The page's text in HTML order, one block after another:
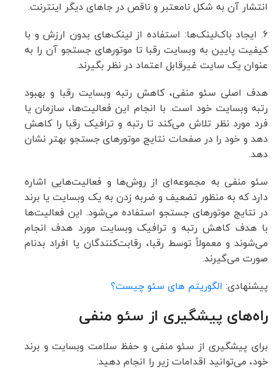
انتشار آن به شکل نامعتبر و ناقص در جاهای دیگر اینترنت.
6. ایجاد باک‌لینک‌ها: استفاده از لینک‌های بدون ارزش و با
کیفیت پایین به وبسایت رقبا تا موتورهای جستجو آن را به
عنوان یک سایت غیرقابل اعتماد در نظر بگیرند.
هدف اصلی سئو منفی، کاهش رتبه وبسایت رقبا و بهبود
رتبه وبسایت خود است. با انجام این فعالیت‌ها، سازمان یا
فرد مورد نظر تلاش می‌کند تا رتبه و ترافیک رقبا را کاهش
دهد و خود را در صفحات نتایج موتورهای جستجو بهتر نشان
دهد.
سئو منفی به مجموعه‌ای از روش‌ها و فعالیت‌هایی اشاره
دارد که به منظور تضعیف و ضربه زدن به یک وبسایت یا برند
در نتایج موتورهای جستجو استفاده می‌شود. این فعالیت‌ها
با هدف کاهش رتبه و ترافیک وبسایت مورد هدف انجام
می‌شوند و معمولاً توسط رقبا، رقابت‌کنندگان یا افراد بدنام
صورت می‌گیرند.
پیشنهادی: الگوریتم های سئو چیست؟
راه‌های پیشگیری از سئو منفی
برای پیشگیری از سئو منفی و حفظ سلامت وبسایت و برند
خود، می‌توانید اقدامات زیر را انجام دهید: